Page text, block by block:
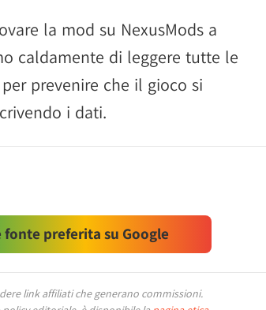
la mod su NexusMods a
caldamente di leggere tutte le
prevenire che il gioco si
i dati.
fonte preferita su Google
link affiliati che generano commissioni.